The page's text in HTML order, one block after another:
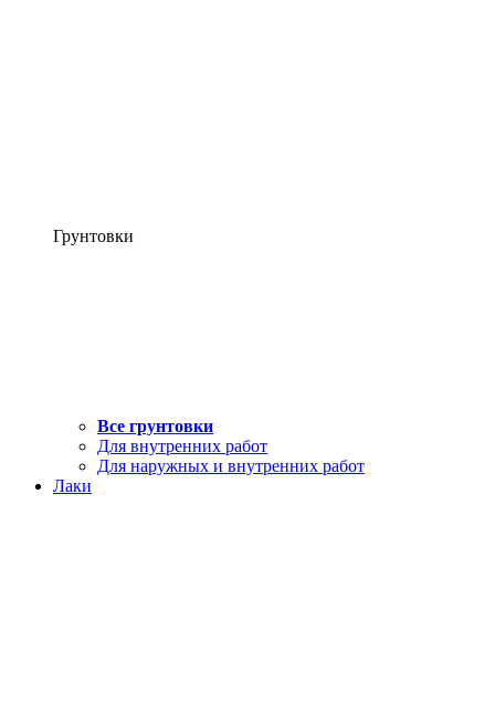
Грунтовки
Все грунтовки
Для внутренних работ
Для наружных и внутренних работ
Лаки